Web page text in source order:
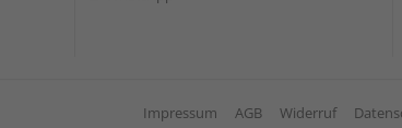
Impressum AGB Widerruf